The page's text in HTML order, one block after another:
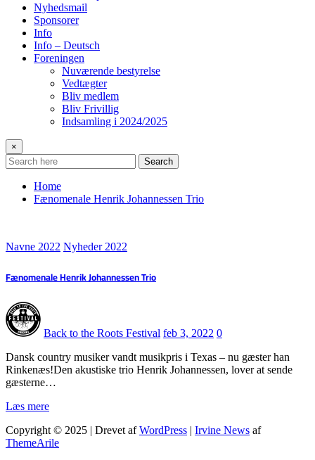
Nyhedsmail
Sponsorer
Info
Info – Deutsch
Foreningen
Nuværende bestyrelse
Vedtægter
Bliv medlem
Bliv Frivillig
Indsamling i 2024/2025
×
Search
Home
Fænomenale Henrik Johannessen Trio
Navne 2022 Nyheder 2022
Fænomenale Henrik Johannessen Trio
Back to the Roots Festival feb 3, 2022 0
Dansk country musiker vandt musikpris i Texas – nu gæster han
Rinkenæs!Den akustiske trio Henrik Johannessen, lover at sende
gæsterne…
Læs mere
Copyright © 2025 | Drevet afWordPress | Irvine News af
ThemeArile